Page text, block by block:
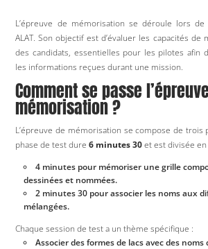
L’épreuve de mémorisation se déroule lors
ALAT. Son objectif est d’évaluer les capacités
des candidats, essentielles pour les pilotes afin
les informations reçues durant une mission.
Comment se passe
mémorisation ?
L’épreuve de mémorisation se compose de trois
phase de test dure6 minutes 30et est divisée
4 minutes pour mémoriser une grille
dessinées et nommées.
2 minutes 30 pour associer les noms aux
mélangées.
Chaque session de test a un thème spécifique :
Associer des formes de lacs avec des noms